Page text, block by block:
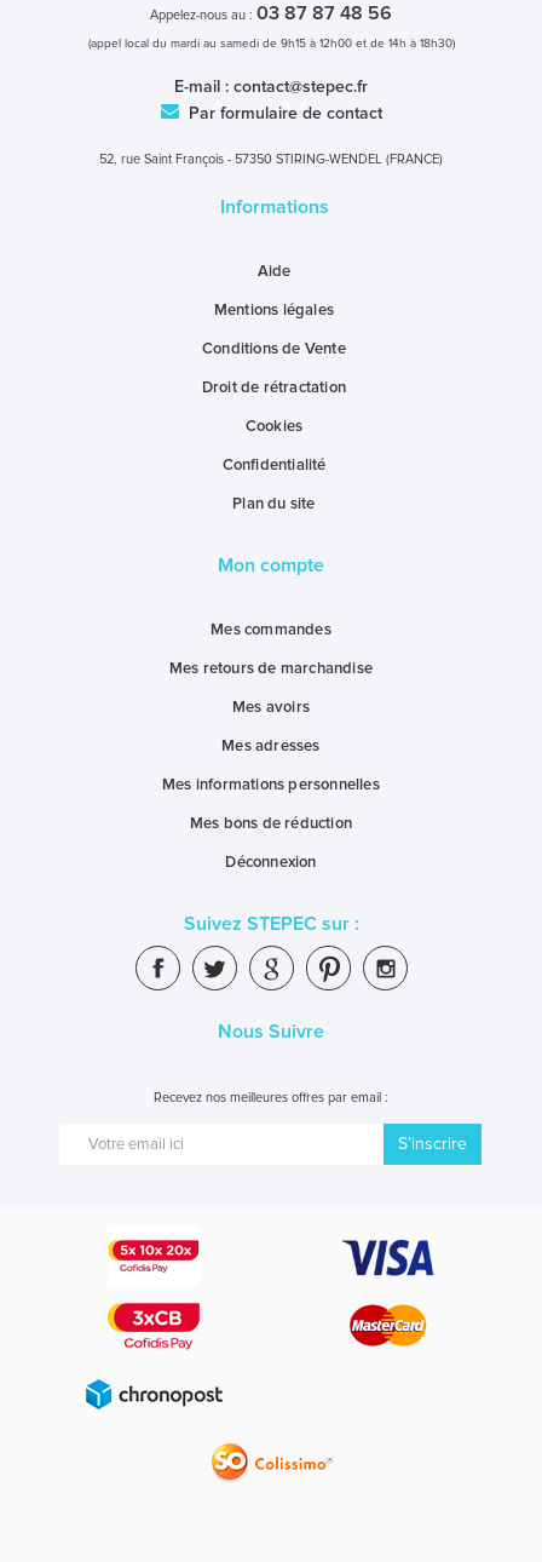
Appelez-nous au : 03 87 87 48 56
(appel local du mardi au samedi de 9h15 à 12h00 et de 14h à 18h30)
E-mail : contact@stepec.fr
Par formulaire de contact
52, rue Saint François - 57350 STIRING-WENDEL (FRANCE)
Informations
Aide
Mentions légales
Conditions de Vente
Droit de rétractation
Cookies
Confidentialité
Plan du site
Mon compte
Mes commandes
Mes retours de marchandise
Mes avoirs
Mes adresses
Mes informations personnelles
Mes bons de réduction
Déconnexion
Suivez STEPEC sur :
Nous Suivre
Recevez nos meilleures offres par email :
S’inscrire